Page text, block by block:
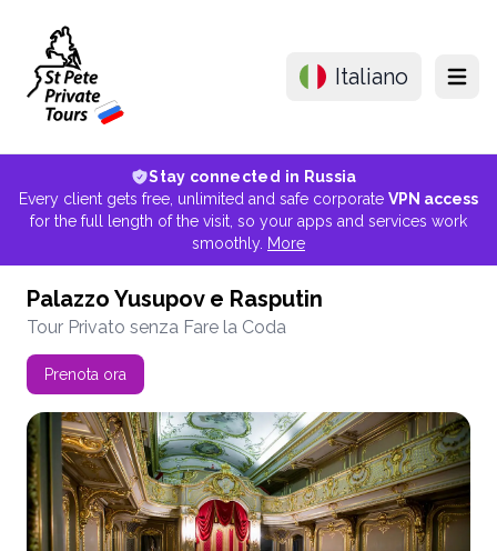
Italiano Menu
Stay connected in Russia
Every client gets free, unlimited and safe corporate VPN access
for the full length of the visit, so your apps and services work
smoothly. More
Palazzo Yusupov e Rasputin
Tour Privato senza Fare la Coda
Prenota ora